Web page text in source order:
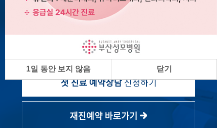
1일 동안 보지 않음 닫기
첫 진료 예약상담신청하기
재진예약 바로가기